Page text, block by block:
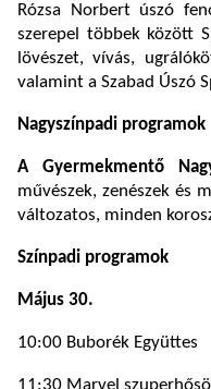
Rózsa Norbert úszó
szerepel többek között
lövészet, vívás,
valamint a Szabad Úszó
Nagyszínpadi programok
A Gyermekmentő
művészek, zenészek és
változatos, minden
Színpadi programok
Május 30.
10:00 Buborék Együttes